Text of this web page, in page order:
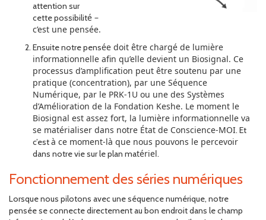
attention sur
cette possibilité –
c’est une pensée.
Ensuite notre pensée doit être chargé de lumière
informationnelle afin qu’elle devient un Biosignal. Ce
processus d’amplification peut être soutenu par une
pratique (concentration), par une Séquence
Numérique, par le PRK-1U ou une des Systèmes
d’Amélioration de la Fondation Keshe. Le moment le
Biosignal est assez fort, la lumière informationnelle va
se matérialiser dans notre État de Conscience-MOI. Et
c’està ce moment-là que nous pouvons le percevoir
dans notre vie sur le plan matériel.
Fonctionnement des séries numériques
Lorsque nous pilotons avec une séquence numérique, notre
pensée se connecte directement au bon endroit dans le champ